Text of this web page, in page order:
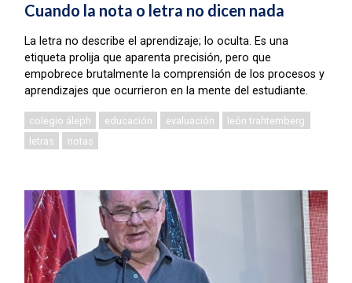
Cuando la nota o letra no dicen nada
La letra no describe el aprendizaje; lo oculta. Es una
etiqueta prolija que aparenta precisión, pero que
empobrece brutalmente la comprensión de los procesos y
aprendizajes que ocurrieron en la mente del estudiante.
colegio áleph educación evaluación
león trahtemberg
letras
notas